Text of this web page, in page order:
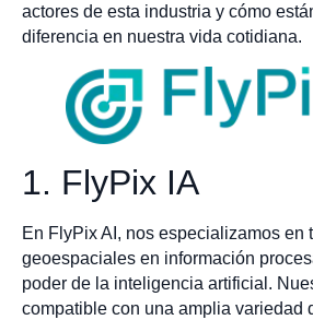
actores de esta industria y cómo
diferencia en nuestra vida cotidiana.
1. FlyPix IA
En FlyPix AI, nos especializamos en
geoespaciales en información
poder de la inteligencia artificial.
compatible con una amplia variedad